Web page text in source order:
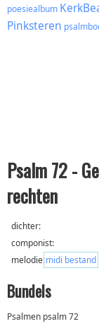
poesiealbum
Pinksteren
Psalm 72 -
rechten
dichter:
componist:
melodie:midi bestand
Bundels
Psalmen psalm 72